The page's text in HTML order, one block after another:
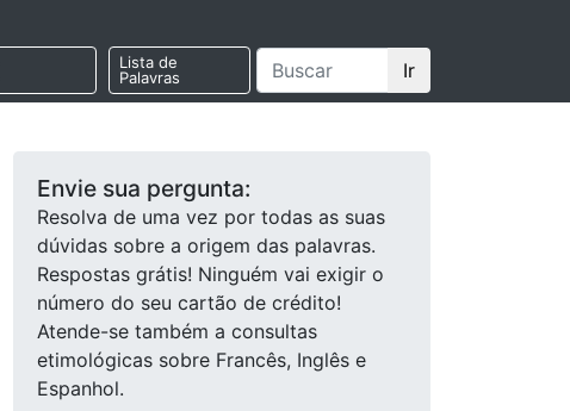
Lista de
Palavras
Ir
Envie sua pergunta:
Resolva de uma vez por todas as suas
dúvidas sobre a origem das palavras.
Respostas grátis! Ninguém vai exigir o
número do seu cartão de crédito!
Atende-se também a consultas
etimológicas sobre Francês, Inglês e
Espanhol.